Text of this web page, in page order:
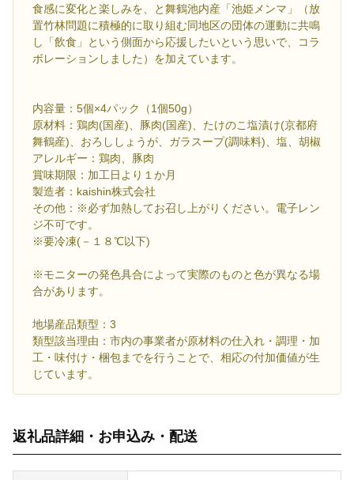
食感に変化と楽しみを、と舞鶴池内産「池姫メンマ」（放
置竹林問題に積極的に取り組む同地区の団体の運動に共鳴
し「飲食」という側面から応援したいという思いで、コラ
ボレーションしました）を加えています。
内容量：5個×4パック（1個50g）
原材料：鶏肉(国産)、豚肉(国産)、たけのこ塩漬け(京都府
舞鶴産)、おろししょうが、ガラスープ(調味料)、塩、胡椒
アレルギー：鶏肉、豚肉
賞味期限：加工日より１か月
製造者：kaishin株式会社
その他：※必ず加熱してお召し上がりください。電子レン
ジ不可です。
※要冷凍(－１８℃以下)
※モニターの発色具合によって実際のものと色が異なる場
合があります。
地場産品類型：3
類型該当理由：市内の事業者が原材料の仕入れ・調理・加
工・味付け・梱包までを行うことで、相応の付加価値が生
じています。
返礼品詳細・お申込み・配送